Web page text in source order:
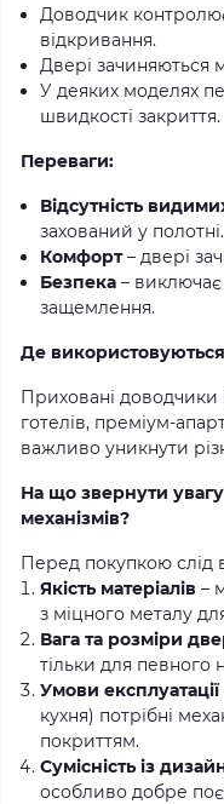
Доводчик
відкривання.
Двері зачиняються
У деяких моделях
швидкості закриття.
Переваги:
Відсутність
захований у полотні.
Комфорт– двері
Безпека – виключає
защемлення.
Де
Приховані доводчики
готелів, преміум-
важливо уникнути
На що звернути
механізмів?
Перед покупкою слід
Якість матеріалів –
з міцного металу
Вага та розміри
тільки для певного
Умови експлуатації
кухня) потрібні
покриттям.
Сумісність із
особливо добре